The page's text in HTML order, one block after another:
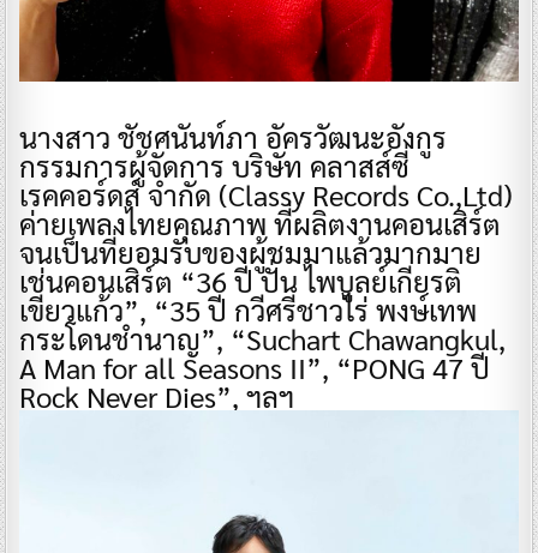
นางสาว ชัชศนันท์ภา อัครวัฒนะอังกูร
กรรมการผู้จัดการ บริษัท คลาสส์ซี่
เรคคอร์ดส์ จำกัด (Classy Records Co.,Ltd)
ค่ายเพลงไทยคุณภาพ ที่ผลิตงานคอนเสิร์ต
จนเป็นที่ยอมรับของผู้ชมมาแล้วมากมาย
เช่นคอนเสิร์ต “36 ปี ปั่น ไพบูลย์เกียรติ
เขียวแก้ว”, “35 ปี กวีศรีชาวไร่ พงษ์เทพ
กระโดนชำนาญ”, “Suchart Chawangkul,
A Man for all Seasons II”, “PONG 47 ปี
Rock Never Dies”, ฯลฯ